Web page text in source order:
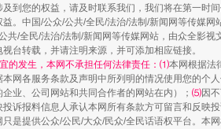
学科技园优化重塑工作
及到您的权益，请及时联系我们，我们将在第一时
益。中国/公众/公共/全民/法治/法制/新闻网等传媒网
共/全民/法治/法制/新闻网等传媒网站，由众全影
台转载，并请注明来源，并可添加相应链接。
的发生，本网不承担任何法律责任：⑴本网根据法
网各服务条款及声明中所列明的情况使用您的个
企业、公司网站和共同合作者的网站在内）； ⑸因
投诉报料信息人承认本网所有条款方可留言和反映
是提供公众/公民/大众/民众/全民话语权平台。本